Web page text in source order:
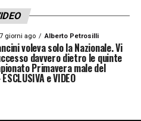
7 giorni ago Alberto Petrosilli
voleva solo la Nazionale. Vi
davvero dietro le quinte
Primavera male del
e VIDEO